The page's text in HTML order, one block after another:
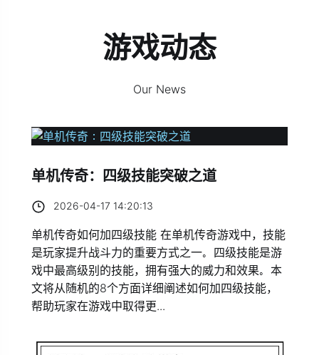
游戏动态
Our News
单机传奇：四级技能突破之道
2026-04-17 14:20:13
单机传奇如何加四级技能 在单机传奇游戏中，技能
是玩家提升战斗力的重要方式之一。四级技能是游
戏中最高级别的技能，拥有强大的威力和效果。本
文将从随机的8个方面详细阐述如何加四级技能，
帮助玩家在游戏中取得更...